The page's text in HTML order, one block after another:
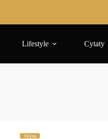
Lifestyle Cytaty
Wojna